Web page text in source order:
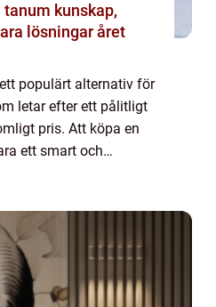
lösningar året
populärt alternativ för
letar efter ett pålitligt
pris. Att köpa en
ett smart och